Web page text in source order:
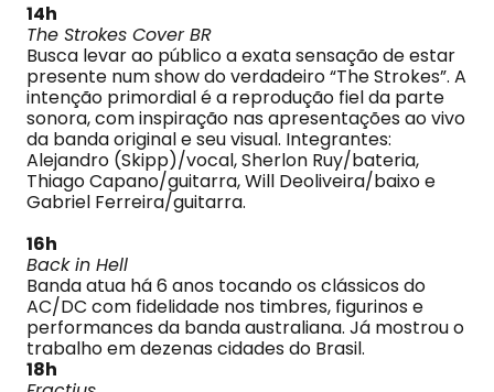
14h
The Strokes Cover BR
Busca levar ao público a exata sensação de estar
presente num show do verdadeiro “The Strokes”. A
intenção primordial é a reprodução fiel da parte
sonora, com inspiração nas apresentações ao vivo
da banda original e seu visual. Integrantes:
Alejandro (Skipp)/vocal, Sherlon Ruy/bateria,
Thiago Capano/guitarra, Will Deoliveira/baixo e
Gabriel Ferreira/guitarra.
16h
Back in Hell
Banda atua há 6 anos tocando os clássicos do
AC/DC com fidelidade nos timbres, figurinos e
performances da banda australiana. Já mostrou o
trabalho em dezenas cidades do Brasil.
18h